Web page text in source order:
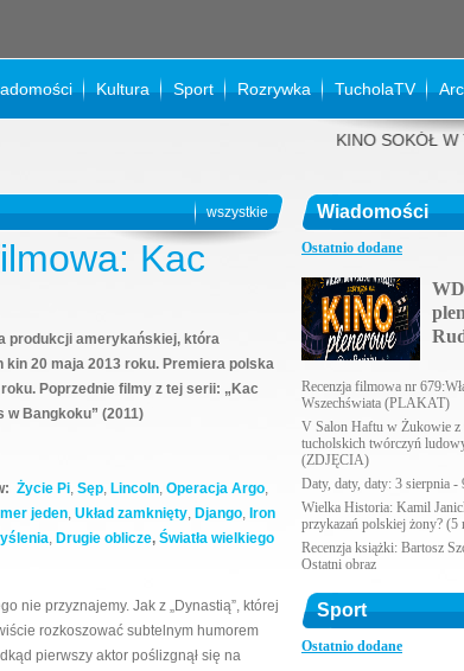
Kultura Sport Rozrywka TucholaTV
KINO SOKÓŁ W
wszystkie
Kac
produkcji amerykańskiej, która
kin 20 maja 2013 roku. Premiera polska
Poprzednie filmy z tej serii: „Kac
w Bangkoku” (2011)
Życie Pi, Sęp, Lincoln, Operacja Argo,
jeden, Układ zamknięty, Django, Iron
, Drugie oblicze, Światła wielkiego
nie przyznajemy. Jak z „Dynastią”, której
rozkoszować subtelnym humorem
pierwszy aktor poślizgnął się na
Wiadomości
Ostatnio dodane
Recenzja filmowa nr
Wszechświata (PLAKAT)
V Salon Haftu w Żukowie z
tucholskich twórczyń
(ZDJĘCIA)
Daty, daty, daty: 3 sierpnia -
Wielka Historia: Kamil
przykazań polskiej żony? (5
Recenzja książki: Bartosz
Ostatni obraz
Sport
Ostatnio dodane